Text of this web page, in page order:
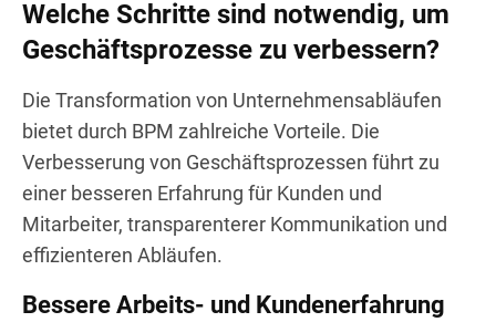
Welche Schritte sind notwendig, um
Geschäftsprozesse zu verbessern?
Die Transformation von Unternehmensabläufen
bietet durch BPM zahlreiche Vorteile. Die
Verbesserung von Geschäftsprozessen führt zu
einer besseren Erfahrung für Kunden und
Mitarbeiter, transparenterer Kommunikation und
effizienteren Abläufen.
Bessere Arbeits- und Kundenerfahrung